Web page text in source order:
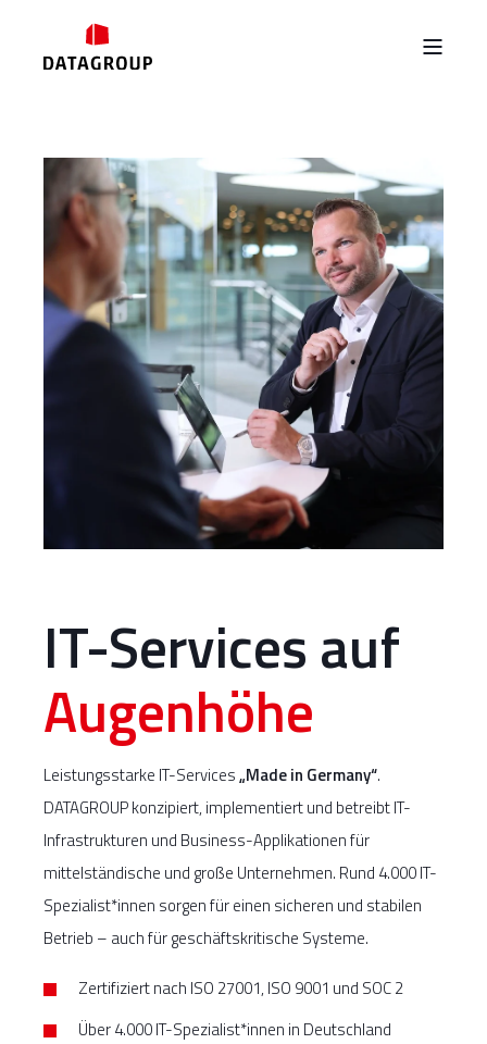
IT-Services auf
Augenhöhe
Leistungsstarke IT-Services„Made in Germany“.
DATAGROUP konzipiert, implementiert und betreibt IT-
Infrastrukturen und Business-Applikationen für
mittelständische und große Unternehmen. Rund 4.000 IT-
Spezialist*innen sorgen für einen sicheren und stabilen
Betrieb – auch für geschäftskritische Systeme.
Zertifiziert nach ISO 27001, ISO 9001 und SOC 2
Über 4.000 IT-Spezialist*innen in Deutschland